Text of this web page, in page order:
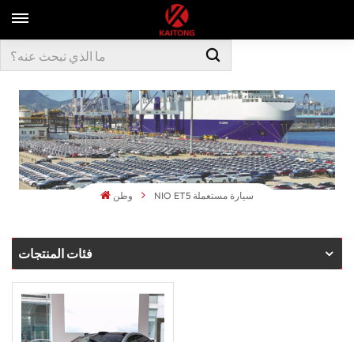
وطن NIO ET5 سيارة مستعملة
فئات المنتجات